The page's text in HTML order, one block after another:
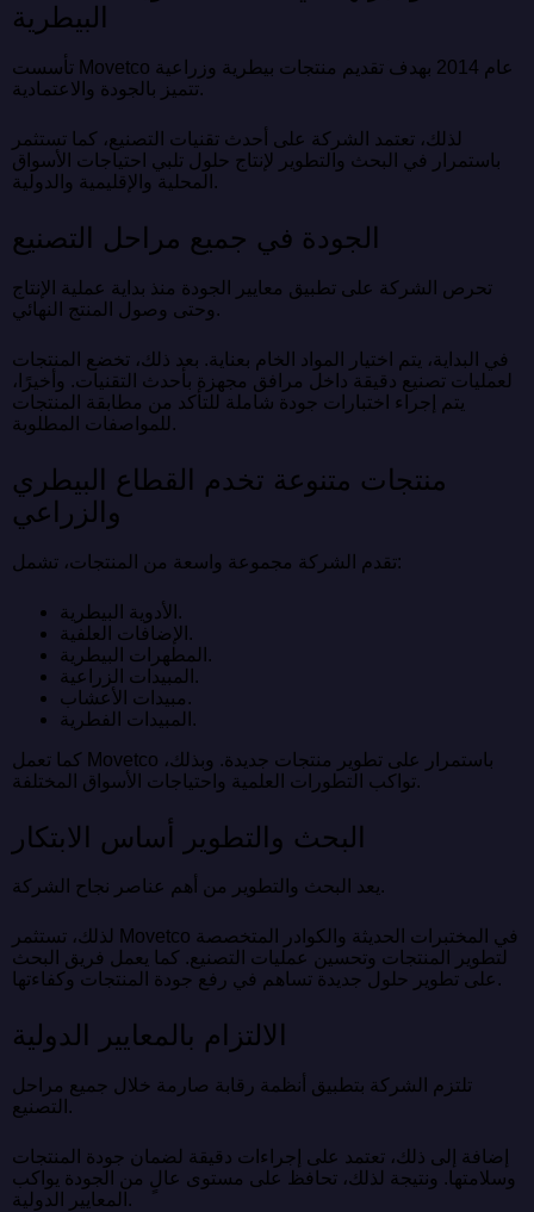
البيطرية
تأسست Movetco عام 2014 بهدف تقديم منتجات بيطرية وزراعية
تتميز بالجودة والاعتمادية.
لذلك، تعتمد الشركة على أحدث تقنيات التصنيع، كما تستثمر
باستمرار في البحث والتطوير لإنتاج حلول تلبي احتياجات الأسواق
المحلية والإقليمية والدولية.
الجودة في جميع مراحل التصنيع
تحرص الشركة على تطبيق معايير الجودة منذ بداية عملية الإنتاج
وحتى وصول المنتج النهائي.
في البداية، يتم اختيار المواد الخام بعناية. بعد ذلك، تخضع المنتجات
لعمليات تصنيع دقيقة داخل مرافق مجهزة بأحدث التقنيات. وأخيرًا،
يتم إجراء اختبارات جودة شاملة للتأكد من مطابقة المنتجات
للمواصفات المطلوبة.
منتجات متنوعة تخدم القطاع البيطري
والزراعي
تقدم الشركة مجموعة واسعة من المنتجات، تشمل:
الأدوية البيطرية.
الإضافات العلفية.
المطهرات البيطرية.
المبيدات الزراعية.
مبيدات الأعشاب.
المبيدات الفطرية.
كما تعمل Movetco باستمرار على تطوير منتجات جديدة. وبذلك،
تواكب التطورات العلمية واحتياجات الأسواق المختلفة.
البحث والتطوير أساس الابتكار
يعد البحث والتطوير من أهم عناصر نجاح الشركة.
لذلك، تستثمر Movetco في المختبرات الحديثة والكوادر المتخصصة
لتطوير المنتجات وتحسين عمليات التصنيع. كما يعمل فريق البحث
على تطوير حلول جديدة تساهم في رفع جودة المنتجات وكفاءتها.
الالتزام بالمعايير الدولية
تلتزم الشركة بتطبيق أنظمة رقابة صارمة خلال جميع مراحل
التصنيع.
إضافة إلى ذلك، تعتمد على إجراءات دقيقة لضمان جودة المنتجات
وسلامتها. ونتيجة لذلك، تحافظ على مستوى عالٍ من الجودة يواكب
المعايير الدولية.